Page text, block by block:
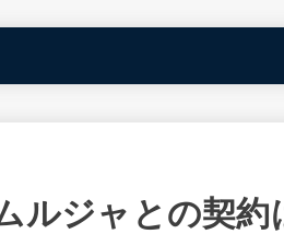
ルジャとの契約